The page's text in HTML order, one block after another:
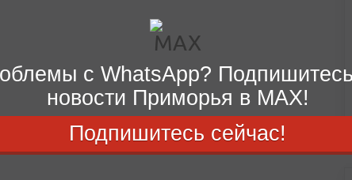
с WhatsApp?
новости Приморья в MAX!
Подпишитесь сейчас!